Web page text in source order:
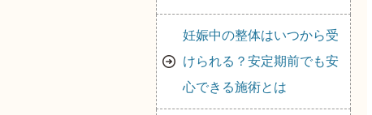
妊娠中の整体はいつから受
けられる？安定期前でも安
心できる施術とは